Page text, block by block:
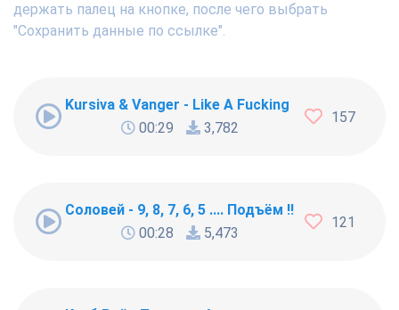
держать палец на кнопке, после чего выбрать
"Сохранить данные по ссылке".
Kursiva & Vanger - Like A Fucking Newbie
00:29
3,782
157
Соловей - 9, 8, 7, 6, 5 .... Подъём !!!
00:28
5,473
121